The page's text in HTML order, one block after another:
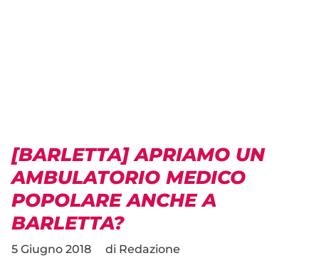
[BARLETTA] APRIAMO UN
AMBULATORIO MEDICO
POPOLARE ANCHE A
BARLETTA?
5 Giugno 2018 di Redazione